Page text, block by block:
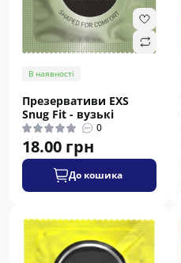
В наявності
Презервативи EXS
Snug Fit - вузькі
0
18.00 грн
До кошика